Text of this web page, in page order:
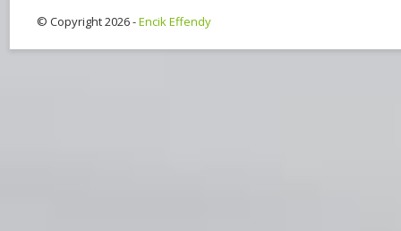
© Copyright 2026 -Encik Effendy